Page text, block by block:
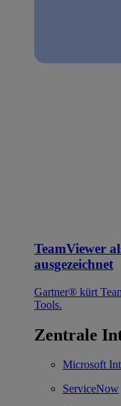
TeamViewer
ausgezeichnet
Gartner® kürt
Tools.
Zentrale
Microsoft
ServiceNow